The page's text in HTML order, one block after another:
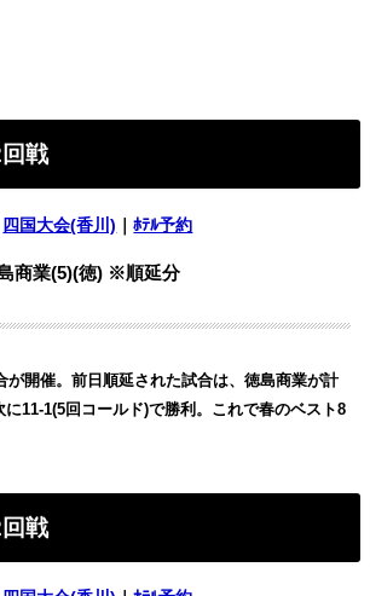
戦
四国大会(香川) ｜ﾎﾃﾙ予約
商業(5)(徳) ※順延分
が開催。前日順延された試合は、徳島商業が計
11-1(5回コールド)で勝利。これで春のベスト8
戦